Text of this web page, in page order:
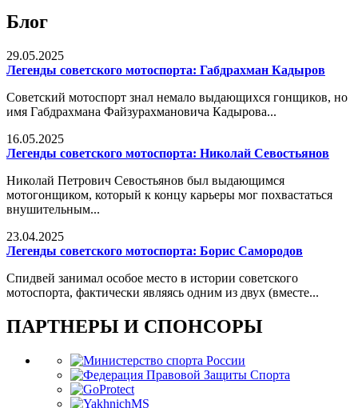
Блог
29.05.2025
Легенды советского мотоспорта: Габдрахман Кадыров
Советский мотоспорт знал немало выдающихся гонщиков, но
имя Габдрахмана Файзурахмановича Кадырова...
16.05.2025
Легенды советского мотоспорта: Николай Севостьянов
Николай Петрович Севостьянов был выдающимся
мотогонщиком, который к концу карьеры мог похвастаться
внушительным...
23.04.2025
Легенды советского мотоспорта: Борис Самородов
Спидвей занимал особое место в истории советского
мотоспорта, фактически являясь одним из двух (вместе...
ПАРТНЕРЫ И СПОНСОРЫ